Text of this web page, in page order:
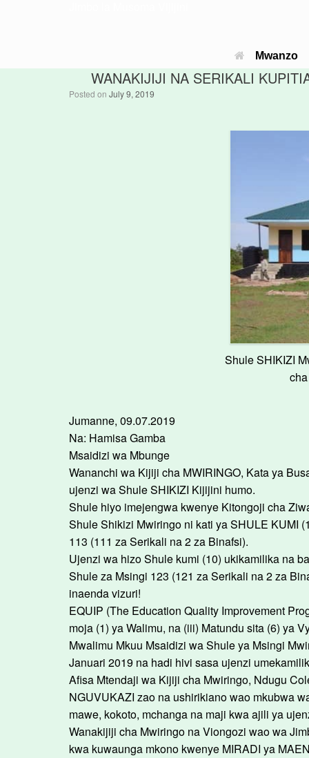
Mwanzo
WANAKIJIJI NA SERIKALI
Posted on July 9, 2019
Shule SHIKIZI
Jumanne, 09.07.2019
Na: Hamisa Gamba
Msaidizi wa Mbunge
Wananchi wa Kijiji cha MWIRINGO, Kata ya
ujenzi wa Shule SHIKIZI Kijijini humo.
Shule hiyo imejengwa kwenye Kitongoji cha
Shule Shikizi Mwiringo ni kati ya SHULE KUMI
113 (111 za Serikali na 2 za Binafsi).
Ujenzi wa hizo Shule kumi (10) ukikamilika na
Shule za Msingi 123 (121 za Serikali na 2 za
inaenda vizuri!
EQUIP (The Education Quality Improvement
moja (1) ya Walimu, na (iii) Matundu sita (6) ya
Mwalimu Mkuu Msaidizi wa Shule ya Msingi
Januari 2019 na hadi hivi sasa ujenzi
Afisa Mtendaji wa Kijiji cha Mwiringo, Ndugu
NGUVUKAZI zao na ushirikiano wao mkubwa
mawe, kokoto, mchanga na maji kwa ajili ya
Wanakijiji cha Mwiringo na Viongozi wao wa
kwa kuwaunga mkono kwenye MIRADI ya